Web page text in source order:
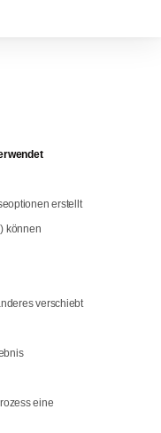
erstellt
können
verschiebt
eine